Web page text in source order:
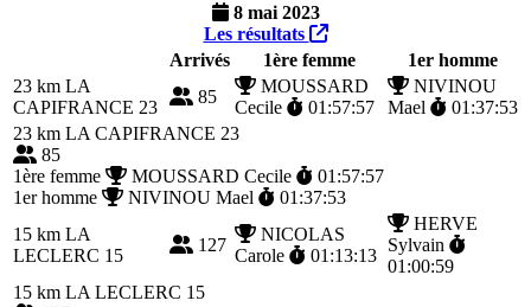
8 mai 2023
Les résultats
Arrivés
1ère femme
1er homme
23 km LA
CAPIFRANCE 23
85
MOUSSARD
Cecile
01:57:57
NIVINOU
Mael
01:37:53
23 km LA CAPIFRANCE 23
85
1ère femme
MOUSSARD Cecile
01:57:57
1er homme
NIVINOU Mael
01:37:53
15 km LA
LECLERC 15
127
NICOLAS
Carole
01:13:13
HERVE
Sylvain
01:00:59
15 km LA LECLERC 15